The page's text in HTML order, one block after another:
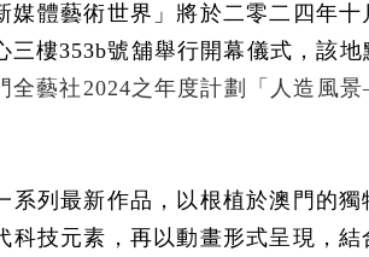
體藝術世界」將於二零二四年十
樓353b號舖舉行開幕儀式 ，該地
全藝社2024之年度計劃「人造風
列最新作品，以根植於澳門的獨
技元素，再以動畫形式呈現，結